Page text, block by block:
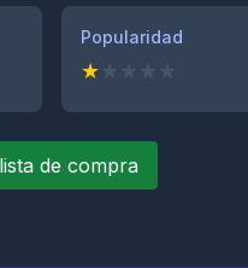
Popularidad
★
de compra